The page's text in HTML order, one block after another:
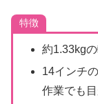
特徴
約1.33kg
14インチ
作業でも